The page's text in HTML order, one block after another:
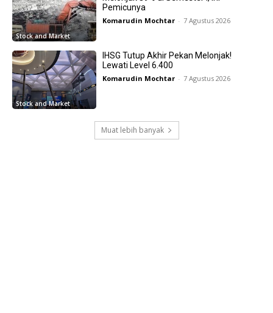
Stock and Market
Pemicunya
Komarudin Mochtar - 7 Agustus 2026
Stock and Market
IHSG Tutup Akhir Pekan Melonjak!
Lewati Level 6.400
Komarudin Mochtar - 7 Agustus 2026
Muat lebih banyak